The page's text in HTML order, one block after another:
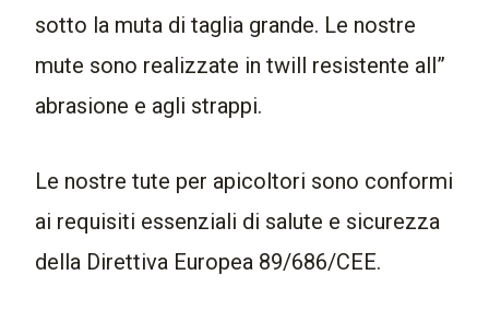
sotto la muta di taglia grande. Le nostre
mute sono realizzate in twill resistente all”
abrasione e agli strappi.
Le nostre tute per apicoltori sono conformi
ai requisiti essenziali di salute e sicurezza
della Direttiva Europea 89/686/CEE.